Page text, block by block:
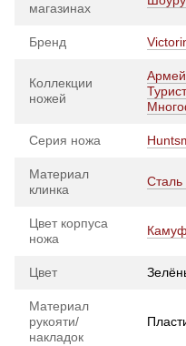
магазинах
Бренд
Коллекции
ножей
Серия ножа
Материал
клинка
Сталь
Цвет корпуса
ножа
Цвет
Материал
рукояти/
накладок